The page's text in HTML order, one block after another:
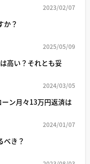
2023/02/07
か？
2025/05/09
高い？それとも妥
2024/03/05
ン月々13万円返済は
2024/01/07
べき？